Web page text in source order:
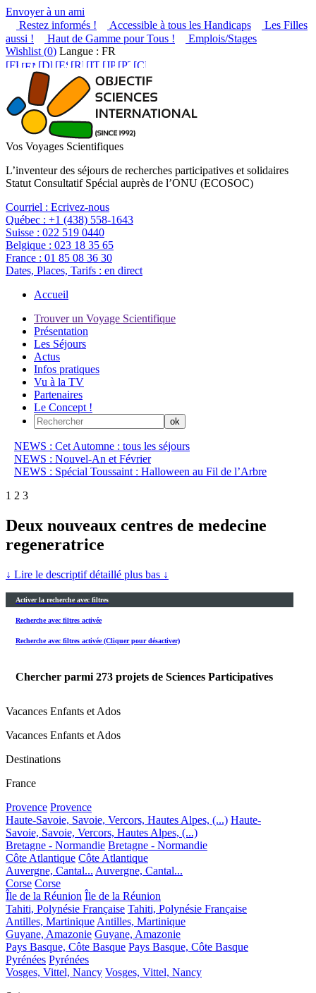
Envoyer à un ami
Restez informés !
Accessible à tous les Handicaps
Les Filles
aussi !
Haut de Gamme pour Tous !
Emplois/Stages
Wishlist (0) Langue : FR
Vos Voyages Scientifiques
L’inventeur des séjours de recherches participatives et solidaires
Statut Consultatif Spécial auprès de l’ONU (ECOSOC)
Courriel : Ecrivez-nous
Québec : +1 (438) 558-1643
Suisse : 022 519 0440
Belgique : 023 18 35 65
France : 01 85 08 36 30
Dates, Places, Tarifs : en direct
Accueil
Trouver un Voyage Scientifique
Présentation
Les Séjours
Actus
Infos pratiques
Vu à la TV
Partenaires
Le Concept !
NEWS : Cet Automne : tous les séjours
NEWS : Nouvel-An et Février
NEWS : Spécial Toussaint : Halloween au Fil de l’Arbre
1 2 3
Deux nouveaux centres de medecine
regeneratrice
↓ Lire le descriptif détaillé plus bas ↓
Activer la recherche avec filtres
Recherche avec filtres activée
Recherche avec filtres activée (Cliquer pour désactiver)
Chercher parmi 273 projets de Sciences Participatives
Vacances Enfants et Ados
Vacances Enfants et Ados
Destinations
France
Provence Provence
Haute-Savoie, Savoie, Vercors, Hautes Alpes, (...) Haute-
Savoie, Savoie, Vercors, Hautes Alpes, (...)
Bretagne - Normandie Bretagne - Normandie
Côte Atlantique Côte Atlantique
Auvergne, Cantal... Auvergne, Cantal...
Corse Corse
Île de la Réunion Île de la Réunion
Tahiti, Polynésie Française Tahiti, Polynésie Française
Antilles, Martinique Antilles, Martinique
Guyane, Amazonie Guyane, Amazonie
Pays Basque, Côte Basque Pays Basque, Côte Basque
Pyrénées Pyrénées
Vosges, Vittel, Nancy Vosges, Vittel, Nancy